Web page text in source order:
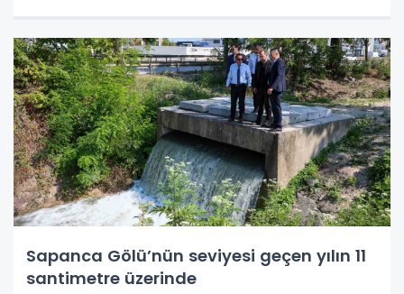
Sapanca Gölü’nün seviyesi geçen yılın 11
santimetre üzerinde